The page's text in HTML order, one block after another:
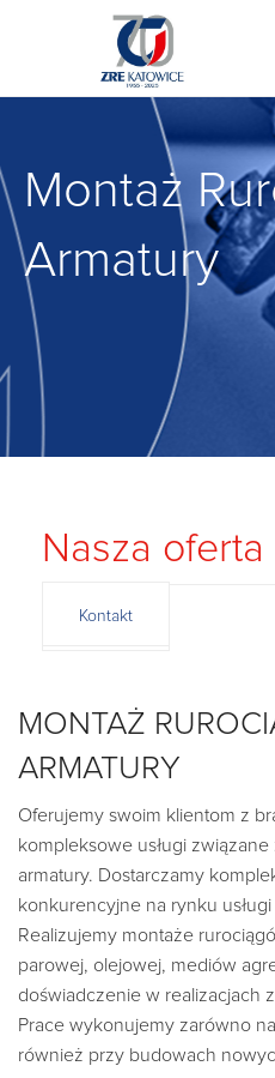
Montaż
Armatury
Nasza oferta
Kontakt
MONTAŻ
ARMATURY
Oferujemy swoim klientom z
kompleksowe usługi
armatury. Dostarczamy
konkurencyjne na rynku
Realizujemy montaże
parowej, olejowej, mediów
doświadczenie w realizacjach
Prace wykonujemy zarówno
również przy budowach